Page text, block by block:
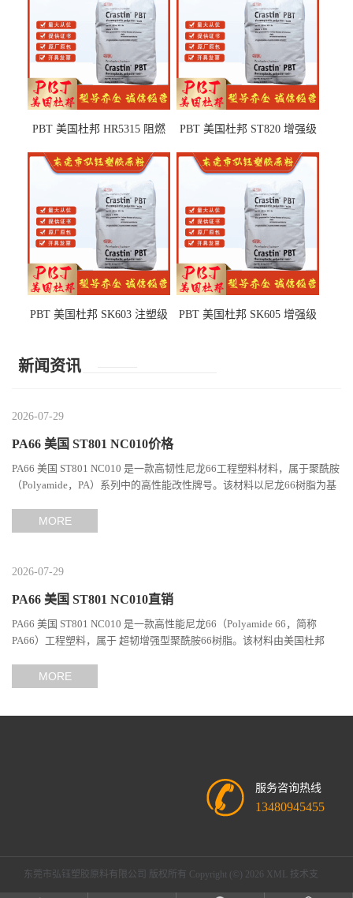
PBT 美国杜邦 HR5315 阻燃
部件
PBT 美国杜邦 ST820 增强级
PBT 美国杜邦 SK603 注塑级
PBT 美国杜邦 SK605 增强级
新闻资讯
2026-07-29
PA66 美国 ST801 NC010价格
PA66 美国 ST801 NC010 是一款高韧性尼龙66工程塑料材料，属于聚酰胺
（Polyamide，PA）系列中的高性能改性牌号。该材料以尼龙66树脂为基
MORE
2026-07-29
PA66 美国 ST801 NC010直销
PA66 美国 ST801 NC010 是一款高性能尼龙66（Polyamide 66，简称
PA66）工程塑料，属于 超韧增强型聚酰胺66树脂。该材料由美国杜邦
MORE
服务咨询热线
13480945455
东莞市弘钰塑胶原料有限公司 版权所有 Copyright (©) 2026 XML 技术支